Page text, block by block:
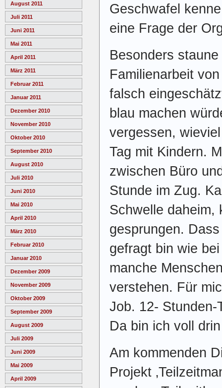
August 2011
Juli 2011
Juni 2011
Mai 2011
April 2011
März 2011
Februar 2011
Januar 2011
Dezember 2010
November 2010
Oktober 2010
September 2010
August 2010
Juli 2010
Juni 2010
Mai 2010
April 2010
März 2010
Februar 2010
Januar 2010
Dezember 2009
November 2009
Oktober 2009
September 2009
August 2009
Juli 2009
Juni 2009
Mai 2009
April 2009
Geschwafel
eine Frage der
Besonders
Familienarbeit
falsch
blau machen
vergessen,
Tag mit Kindern.
zwischen Büro
Stunde im Zug.
Schwelle daheim,
gesprungen.
gefragt bin wie
manche
verstehen. Für
Job. 12- Stunden-
Da bin ich voll
Am kommenden
Projekt